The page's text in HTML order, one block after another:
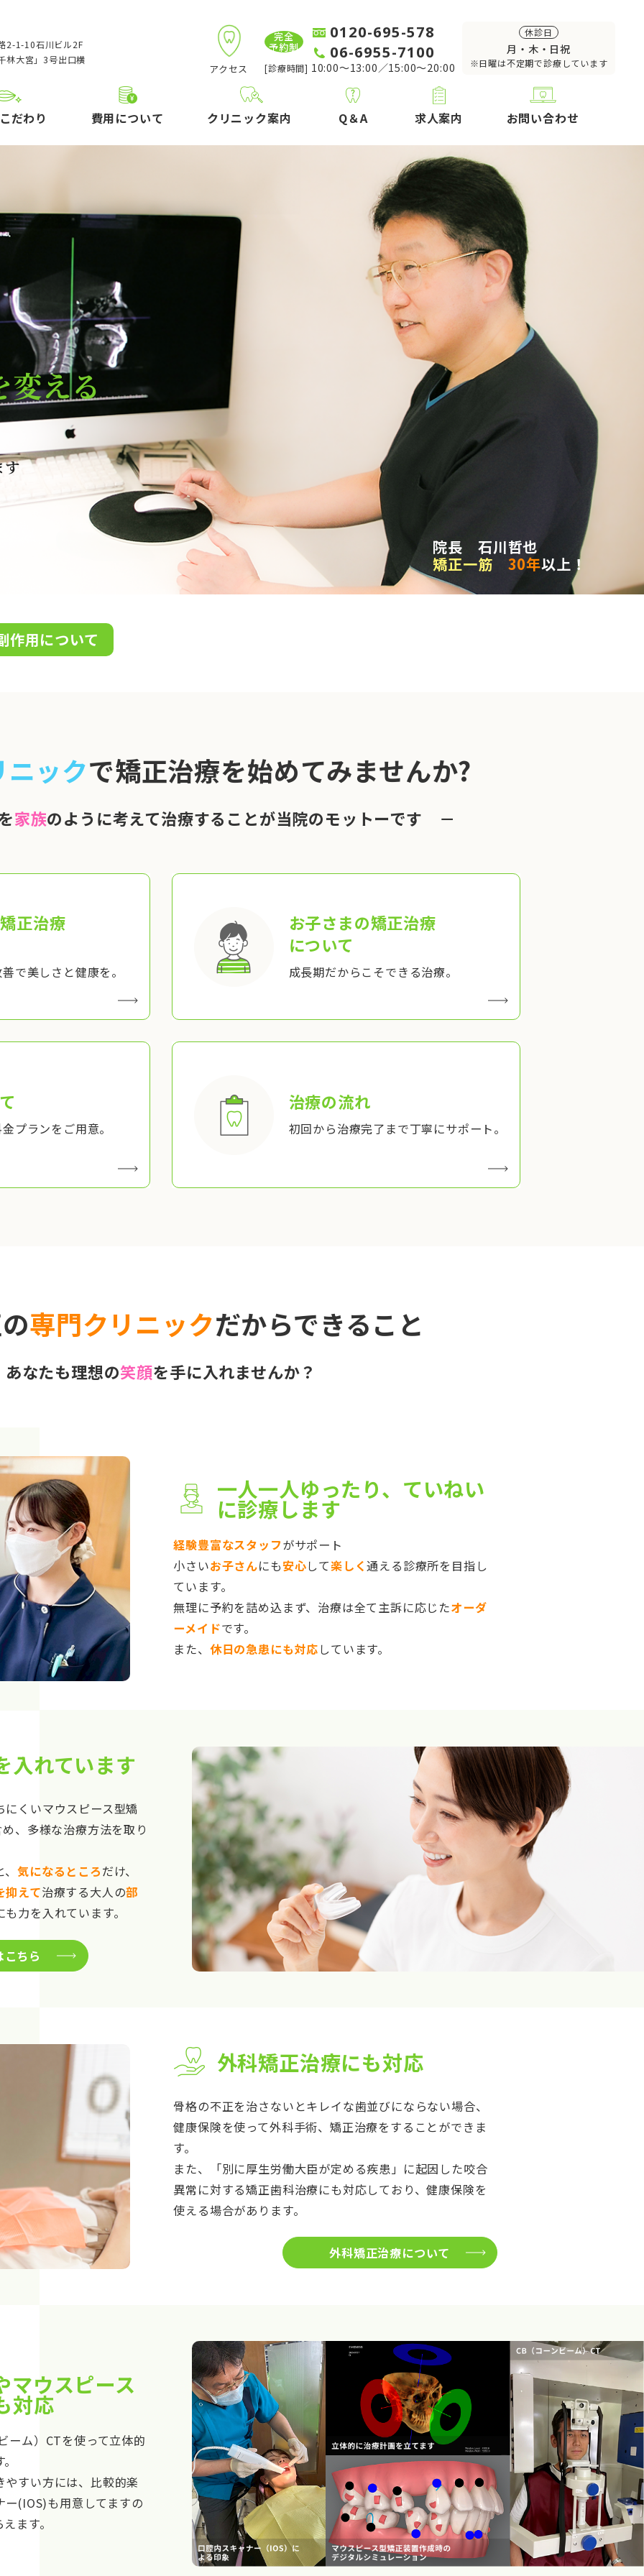
2-1-10石川ビル2F
林大宮」3号出口横
アクセス
完全
予約制
0120-695-578
06-6955-7100
[診療時間] 10:00～13:00／15:00～20:00
休診日
月・木・日祝
※日曜は不定期で診療しています
だわり 費用について クリニック案内 Q＆A 求人案内 お問い合わせ
変える
す
院長 石川哲也
矯正一筋
30年以上！
作用について
ックで矯正治療を始めてみませんか?
家族のように考えて治療することが当院のモットーです －
正治療
で美しさと健康を。
お子さまの矯正治療
について
成長期だからこそできる治療。
プランをご用意。
治療の流れ
初回から治療完了まで丁寧にサポート。
専門クリニックだからできること
あなたも理想の笑顔を手に入れませんか？
一人一人ゆったり、ていねい
に診療します
経験豊富なスタッフがサポート
小さいお子さんにも安心して楽しく通える診療所を目指し
ています。
無理に予約を詰め込まず、治療は全て主訴に応じたオーダ
ーメイドです。
また、 休日の急患にも対応 しています。
入れています
くいマウスピース型矯
、多様な治療方法を取り
、気になるところだけ、
抑えて治療する大人の部
も力を入れています。
ちら
外科矯正治療にも対応
骨格の不正を治さないとキレイな歯並びにならない場合、
健康保険を使って外科手術、矯正治療をすることができま
す。
また、「別に厚生労働大臣が定める疾患」に起因した咬合
異常に対する矯正歯科治療にも対応しており、健康保険を
使える場合があります。
外科矯正治療について
マウスピース
対応
ーム）CTを使って立体的
すい方には、比較的楽
(IOS)も用意してますの
ます。